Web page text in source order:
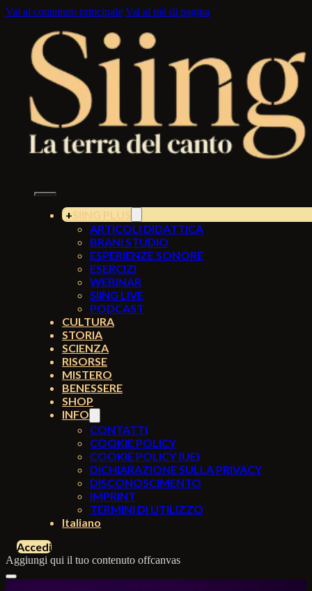
Vai al contenuto principale Vai al piè di pagina
SIING PLUS
ARTICOLI DIDATTICA
BRANI STUDIO
ESPERIENZE SONORE
ESERCIZI
WEBINAR
SIING LIVE
PODCAST
CULTURA
STORIA
SCIENZA
RISORSE
MISTERO
BENESSERE
SHOP
INFO
CONTATTI
COOKIE POLICY
COOKIE POLICY (UE)
DICHIARAZIONE SULLA PRIVACY
DISCONOSCIMENTO
IMPRINT
TERMINI DI UTILIZZO
Italiano
Accedi
Aggiungi qui il tuo contenuto offcanvas